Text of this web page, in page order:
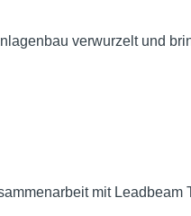
verwurzelt und
mit Leadbeam